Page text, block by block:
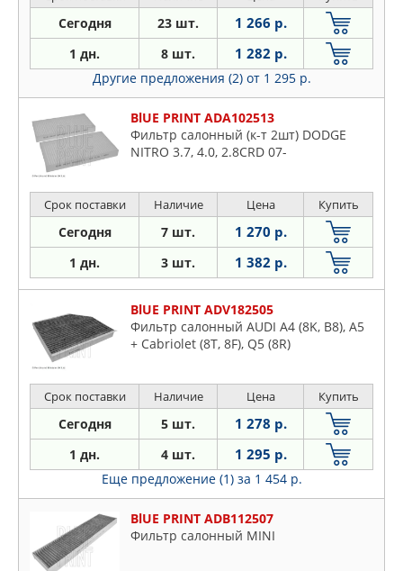
Сегодня 23 шт. 1 266 р.
1 дн. 8 шт. 1 282 р.
Другие предложения (2) от 1 295 р.
BlUE PRINT ADA102513
Фильтр салонный (к-т 2шт) DODGE
NITRO 3.7, 4.0, 2.8CRD 07-
Срок поставки Наличие Цена Купить
Сегодня 7 шт. 1 270 р.
1 дн. 3 шт. 1 382 р.
BlUE PRINT ADV182505
Фильтр салонный AUDI A4 (8K, B8), A5
+ Cabriolet (8T, 8F), Q5 (8R)
Срок поставки Наличие Цена Купить
Сегодня 5 шт. 1 278 р.
1 дн. 4 шт. 1 295 р.
Еще предложение (1) за 1 454 р.
BlUE PRINT ADB112507
Фильтр салонный MINI